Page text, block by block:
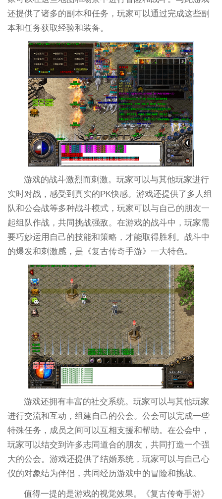
还提供了诸多的副本和任务，玩家可以通过完成这些副
本和任务获取经验和装备。
游戏的战斗激烈而刺激。玩家可以与其他玩家进行
实时对战，感受到真实的PK快感。游戏还提供了多人组
队和公会战等多种战斗模式，玩家可以与自己的朋友一
起组队作战，共同挑战强敌。在游戏的战斗中，玩家需
要巧妙运用自己的技能和策略，才能取得胜利。战斗中
的爆发和刺激感，是《复古传奇手游》一大特色。
游戏还拥有丰富的社交系统。玩家可以与其他玩家
进行交流和互动，组建自己的公会。公会可以完成一些
特殊任务，成员之间可以互相支援和帮助。在公会中，
玩家可以结交到许多志同道合的朋友，共同打造一个强
大的公会。游戏还提供了结婚系统，玩家可以与自己心
仪的对象结为伴侣，共同经历游戏中的冒险和挑战。
值得一提的是游戏的视觉效果。《复古传奇手游》